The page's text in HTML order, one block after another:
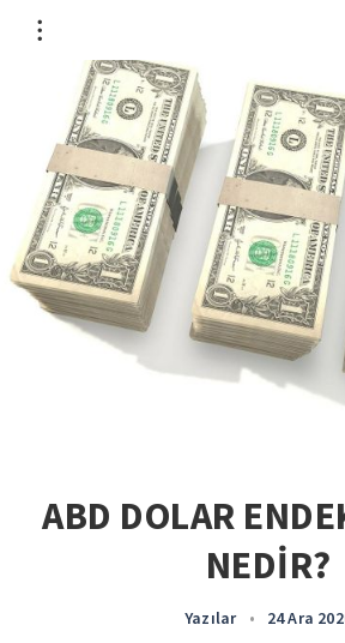
ABD DOLAR
NEDİR?
Yazılar • 24 Ara